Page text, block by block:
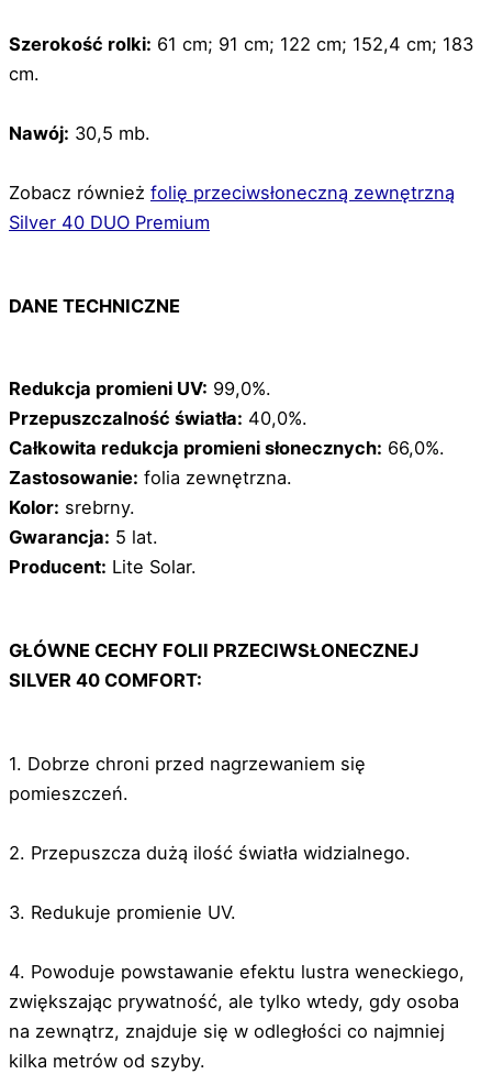
Szerokość rolki: 61 cm; 91 cm; 122 cm; 152,4 cm; 183
cm.
Nawój: 30,5 mb.
Zobacz również folię przeciwsłoneczną zewnętrzną
Silver 40 DUO Premium
DANE TECHNICZNE
Redukcja promieni UV: 99,0%.
Przepuszczalność światła: 40,0%.
Całkowita redukcja promieni słonecznych: 66,0%.
Zastosowanie: folia zewnętrzna.
Kolor: srebrny.
Gwarancja: 5 lat.
Producent: Lite Solar.
GŁÓWNE CECHY FOLII PRZECIWSŁONECZNEJ
SILVER 40 COMFORT:
1. Dobrze chroni przed nagrzewaniem się
pomieszczeń.
2. Przepuszcza dużą ilość światła widzialnego.
3. Redukuje promienie UV.
4. Powoduje powstawanie efektu lustra weneckiego,
zwiększając prywatność, ale tylko wtedy, gdy osoba
na zewnątrz, znajduje się w odległości co najmniej
kilka metrów od szyby.